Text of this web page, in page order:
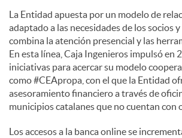
La Entidad apuesta por un modelo de
adaptado a las necesidades de los socios y
combina la atención presencial y las
En esta línea, Caja Ingenieros impulsó en
iniciativas para acercar su modelo
como #CEApropa, con el que la Entidad
asesoramiento financiero a través de
municipios catalanes que no cuentan con
Los accesos a la banca online se